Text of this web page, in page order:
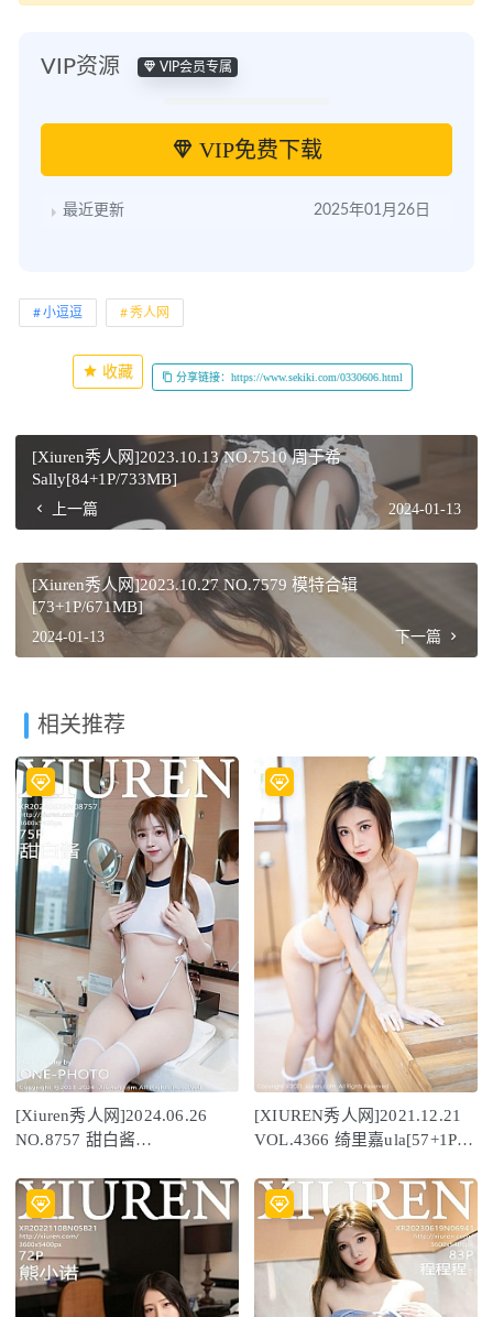
VIP资源 VIP会员专属
VIP免费下载
最近更新 2025年01月26日
小逗逗 秀人网
收藏 分享链接：https://www.sekiki.com/0330606.html
[Xiuren秀人网]2023.10.13 NO.7510 周于希
Sally[84+1P/733MB]
上一篇 2024-01-13
[Xiuren秀人网]2023.10.27 NO.7579 模特合辑
[73+1P/671MB]
2024-01-13 下一篇
相关推荐
[Xiuren秀人网]2024.06.26
NO.8757 甜白酱
[XIUREN秀人网]2021.12.21
VOL.4366 绮里嘉ula[57+1P／